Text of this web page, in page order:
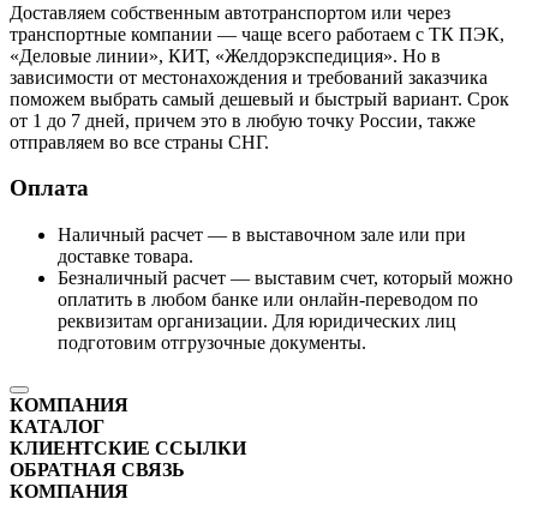
Доставляем собственным автотранспортом или через
транспортные компании — чаще всего работаем с ТК ПЭК,
«Деловые линии», КИТ, «Желдорэкспедиция». Но в
зависимости от местонахождения и требований заказчика
поможем выбрать самый дешевый и быстрый вариант. Срок
от 1 до 7 дней, причем это в любую точку России, также
отправляем во все страны СНГ.
Оплата
Наличный расчет — в выставочном зале или при
доставке товара.
Безналичный расчет — выставим счет, который можно
оплатить в любом банке или онлайн-переводом по
реквизитам организации. Для юридических лиц
подготовим отгрузочные документы.
КОМПАНИЯ
КАТАЛОГ
КЛИЕНТСКИЕ ССЫЛКИ
ОБРАТНАЯ СВЯЗЬ
КОМПАНИЯ